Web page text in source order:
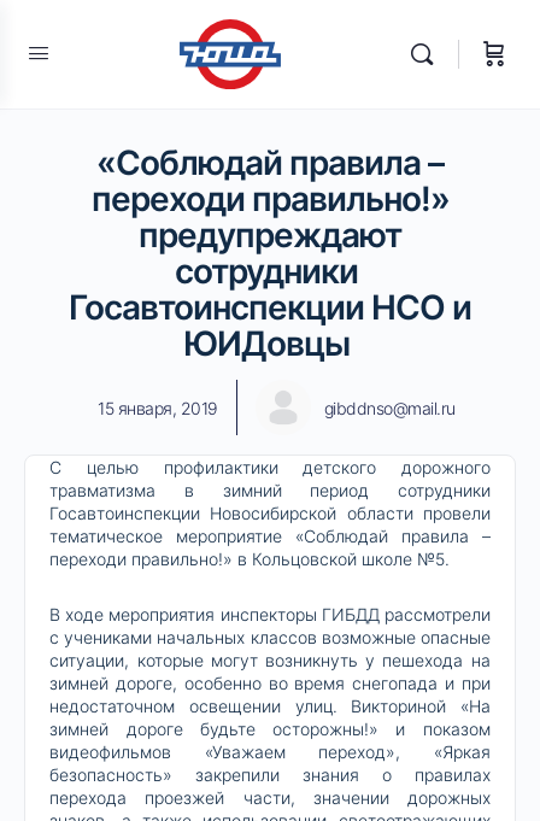
«Соблюдай правила –
переходи правильно!»
предупреждают
сотрудники
Госавтоинспекции НСО и
ЮИДовцы
15 января, 2019 gibddnso@mail.ru
С целью профилактики детского дорожного
травматизма в зимний период сотрудники
Госавтоинспекции Новосибирской области провели
тематическое мероприятие «Соблюдай правила –
переходи правильно!» в Кольцовской школе №5.
В ходе мероприятия инспекторы ГИБДД рассмотрели
с учениками начальных классов возможные опасные
ситуации, которые могут возникнуть у пешехода на
зимней дороге, особенно во время снегопада и при
недостаточном освещении улиц. Викториной «На
зимней дороге будьте осторожны!» и показом
видеофильмов «Уважаем переход», «Яркая
безопасность» закрепили знания о правилах
перехода проезжей части, значении дорожных